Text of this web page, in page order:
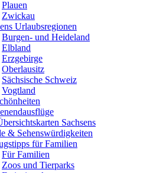
Plauen
Zwickau
Urlaubsregionen
Burgen- und Heideland
Elbland
Erzgebirge
Oberlausitz
Sächsische Schweiz
Vogtland
Sachsens
& Sehenswürdigkeiten
für Familien
Für Familien
Zoos und Tierparks